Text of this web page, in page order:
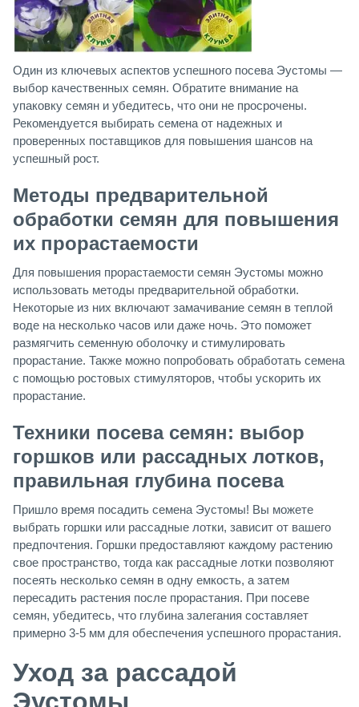
Один из ключевых аспектов успешного посева Эустомы —
выбор качественных семян. Обратите внимание на
упаковку семян и убедитесь, что они не просрочены.
Рекомендуется выбирать семена от надежных и
проверенных поставщиков для повышения шансов на
успешный рост.
Методы предварительной
обработки семян для повышения
их прорастаемости
Для повышения прорастаемости семян Эустомы можно
использовать методы предварительной обработки.
Некоторые из них включают замачивание семян в теплой
воде на несколько часов или даже ночь. Это поможет
размягчить семенную оболочку и стимулировать
прорастание. Также можно попробовать обработать семена
с помощью ростовых стимуляторов, чтобы ускорить их
прорастание.
Техники посева семян: выбор
горшков или рассадных лотков,
правильная глубина посева
Пришло время посадить семена Эустомы! Вы можете
выбрать горшки или рассадные лотки, зависит от вашего
предпочтения. Горшки предоставляют каждому растению
свое пространство, тогда как рассадные лотки позволяют
посеять несколько семян в одну емкость, а затем
пересадить растения после прорастания. При посеве
семян, убедитесь, что глубина залегания составляет
примерно 3-5 мм для обеспечения успешного прорастания.
Уход за рассадой
Эустомы